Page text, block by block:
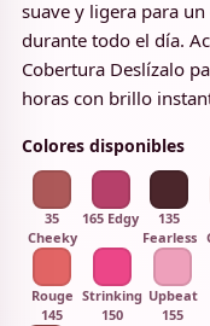
suave y ligera para
durante todo el día.
Cobertura Deslízalo
horas con brillo
Colores disponibles
35
Cheeky
165 Edgy
135
Fearless
Rouge
145
Strinking
150
Upbeat
155